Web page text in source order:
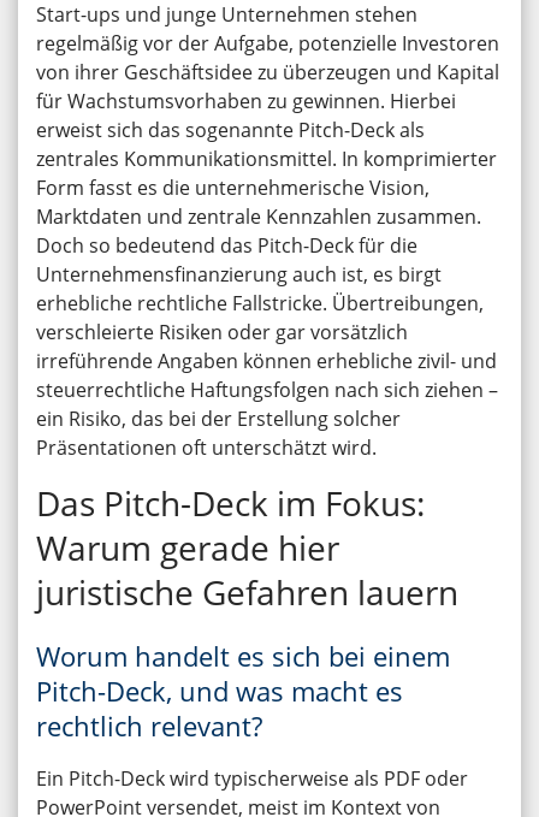
Start-ups und junge Unternehmen stehen
regelmäßig vor der Aufgabe, potenzielle Investoren
von ihrer Geschäftsidee zu überzeugen und Kapital
für Wachstumsvorhaben zu gewinnen. Hierbei
erweist sich das sogenannte Pitch-Deck als
zentrales Kommunikationsmittel. In komprimierter
Form fasst es die unternehmerische Vision,
Marktdaten und zentrale Kennzahlen zusammen.
Doch so bedeutend das Pitch-Deck für die
Unternehmensfinanzierung auch ist, es birgt
erhebliche rechtliche Fallstricke. Übertreibungen,
verschleierte Risiken oder gar vorsätzlich
irreführende Angaben können erhebliche zivil- und
steuerrechtliche Haftungsfolgen nach sich ziehen –
ein Risiko, das bei der Erstellung solcher
Präsentationen oft unterschätzt wird.
Das Pitch-Deck im Fokus:
Warum gerade hier
juristische Gefahren lauern
Worum handelt es sich bei einem
Pitch-Deck, und was macht es
rechtlich relevant?
Ein Pitch-Deck wird typischerweise als PDF oder
PowerPoint versendet, meist im Kontext von